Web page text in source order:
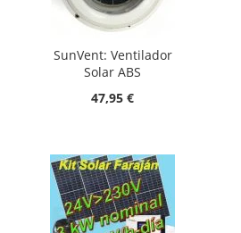
SunVent: Ventilador
Solar ABS
47,95 €